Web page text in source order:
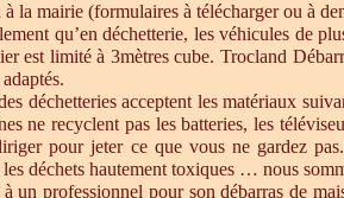
à la mairie (formulaires à télécharger ou à
qu’en déchetterie, les véhicules de
est limité à 3mètres cube. Trocland
déchetteries acceptent les matériaux
ne recyclent pas les batteries, les
pour jeter ce que vous ne gardez
déchets hautement toxiques … nous
un professionnel pour son débarras de